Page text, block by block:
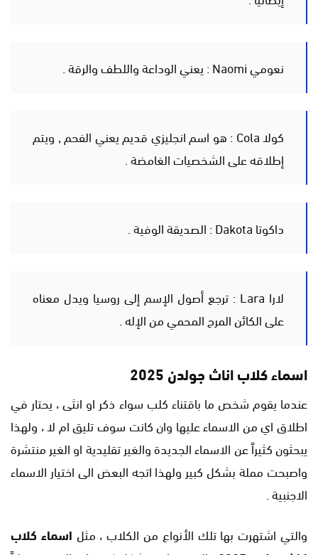
نعومي Naomi : يعني الوداعة واللطف والرقة .
كولا Cola : هو اسم انجليزي قديم يعني الفحم , ويتم
إطلاقه على الشخصيات الغامضة .
داكوتا Dakota : الصديقة الوفية .
لارا Lara : ترجع أصول الإسم إلى روسيا ويدل معناه
على الكائن المرح المحمي من الإله .
اسماء كلاب اناث جولدن 2025
عندما يقوم شخص ما باقتناء كلب سواء ذكر او انثى ، يحتار في
اطلاق اي من الاسماء عليها وان كانت سوف تليق ام لا ، ولهذا
يبحثون كثيراً عن الاسماء الجديدة والغير تقليدية او الغير منتشرة
واصبحت مملة بشكل كبير ولهذا اتجه البعض الى اختيار الاسماء
الاجنبية .
والتي اشتهرت بها تلك الأنواع من الكلاب ، مثل اسماء كلاب